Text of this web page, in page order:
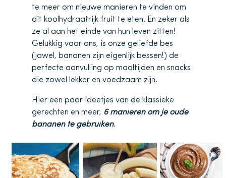
te meer om nieuwe manieren te vinden om
dit koolhydraatrijk fruit te eten. En zeker als
ze al aan het einde van hun leven zitten!
Gelukkig voor ons, is onze geliefde bes
(jawel, bananen zijn eigenlijk bessen!) de
perfecte aanvulling op maaltijden en snacks
die zowel lekker en voedzaam zijn.
Hier een paar ideetjes van de klassieke
gerechten en meer, 6 manieren om je oude
bananen te gebruiken.